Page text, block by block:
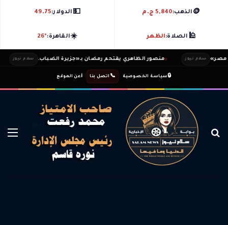
🪙 الذهب:5,840 ج.م 💵 الدولار:49.75
🕌 الصلاة:الظهر ☀️القاهرة:26°
سلام نيوز منصور الظاهري يقتحم رمضان بـ«جزيرة الضباب. سلام نيوز
🔒سياسة الخصوصية 📞 اتصل بنا ℹ️عن الموقع
بحث عن